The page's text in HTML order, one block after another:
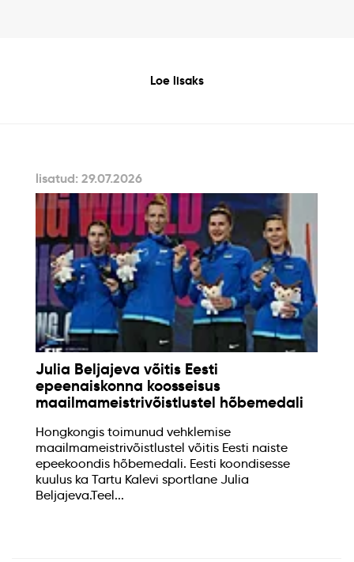
Loe lisaks
lisatud: 29.07.2026
Julia Beljajeva võitis Eesti
epeenaiskonna koosseisus
maailmameistrivõistlustel hõbemedali
Hongkongis toimunud vehklemise
maailmameistrivõistlustel võitis Eesti naiste
epeekoondis hõbemedali. Eesti koondisesse
kuulus ka Tartu Kalevi sportlane Julia
Beljajeva.Teel...